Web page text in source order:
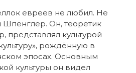
евреев не любил. Не
Шпенглер. Он, теоретик
представлял культурой
рождённую в
эпосах. Основным
культуры он видел